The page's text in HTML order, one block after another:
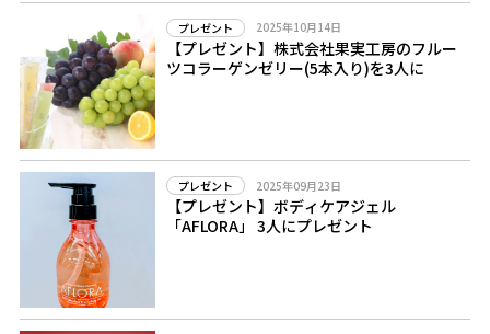
プレゼント 2025年10月14日
【プレゼント】株式会社果実工房のフルー
ツコラーゲンゼリー(5本入り)を3人に
プレゼント 2025年09月23日
【プレゼント】ボディケアジェル
「AFLORA」 3人にプレゼント